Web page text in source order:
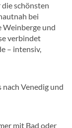
schönsten
bei
Weinberge und
verbindet
– intensiv,
Venedig und
mit Bad oder